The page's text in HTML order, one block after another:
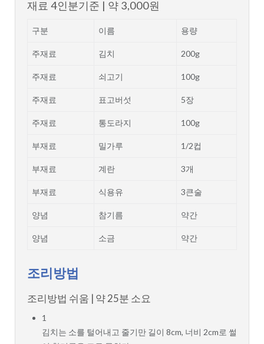
재료 4인분기준 | 약 3,000원
구분 이름 용량
주재료 김치 200g
주재료 쇠고기 100g
주재료 표고버섯 5장
주재료 통도라지 100g
부재료 밀가루 1/2컵
부재료 계란 3개
부재료 식용유 3큰술
양념 참기름 약간
양념 소금 약간
조리방법
조리방법 쉬움 | 약 25분 소요
1
김치는 소를 털어내고 줄기만 길이 8cm, 너비 2cm로 썰